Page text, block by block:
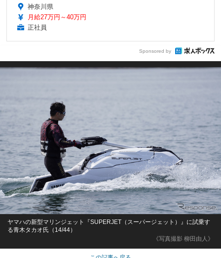
神奈川県
月給27万円～40万円
正社員
Sponsored by
《写真撮影 柳田由人》
ヤマハの新型マリンジェット『SUPERJET（スーパージェット）』に試乗す
る青木タカオ氏（14/44）